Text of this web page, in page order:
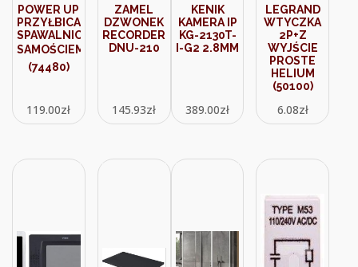
POWER UP
PRZYŁBICA
SPAWALNICZA
SAMOŚCIEMNIAJĄCA
(74480)
119.00zł
ZAMEL
DZWONEK
RECORDER
DNU-210
145.93zł
KENIK
KAMERA IP
KG-2130T-
I-G2 2.8MM
389.00zł
LEGRAND
WTYCZKA
2P+Z
WYJŚCIE
PROSTE
HELIUM
(50100)
6.08zł